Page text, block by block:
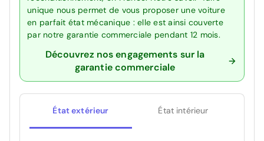
unique nous permet de vous proposer une voiture
en parfait état mécanique : elle est ainsi couverte
par notre garantie commerciale pendant 12 mois.
Découvrez nos engagements sur la
garantie commerciale
État extérieur État intérieur